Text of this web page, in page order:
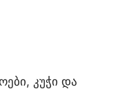
კუჭი და